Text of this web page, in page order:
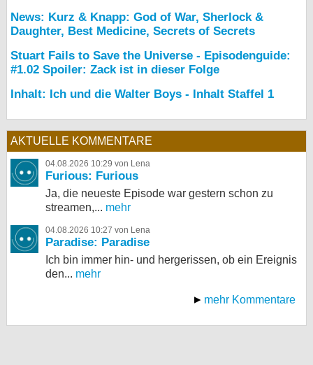
News: Kurz & Knapp: God of War, Sherlock &
Daughter, Best Medicine, Secrets of Secrets
Stuart Fails to Save the Universe - Episodenguide:
#1.02 Spoiler: Zack ist in dieser Folge
Inhalt: Ich und die Walter Boys - Inhalt Staffel 1
AKTUELLE KOMMENTARE
04.08.2026 10:29 von Lena
Furious: Furious
Ja, die neueste Episode war gestern schon zu
streamen,... mehr
04.08.2026 10:27 von Lena
Paradise: Paradise
Ich bin immer hin- und hergerissen, ob ein Ereignis
den... mehr
mehr Kommentare